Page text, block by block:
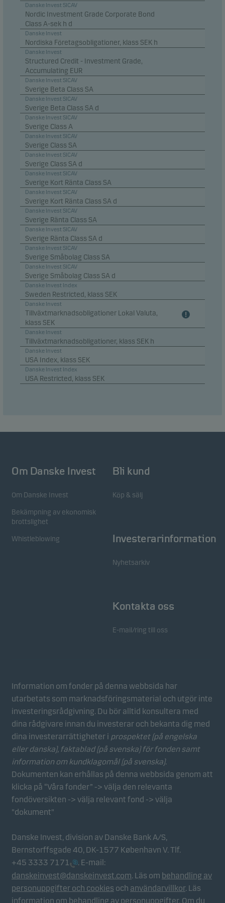
Danske Invest SICAV
Nordic Investment Grade Corporate Bond
Class A-sek h d
Danske Invest
Nordiska Företagsobligationer, klass SEK h
Danske Invest
Structured Credit - Investment Grade,
Accumulating EUR
Danske Invest SICAV
Sverige Beta Class SA
Danske Invest SICAV
Sverige Beta Class SA d
Danske Invest SICAV
Sverige Class A
Danske Invest SICAV
Sverige Class SA
Danske Invest SICAV
Sverige Class SA d
Danske Invest SICAV
Sverige Kort Ränta Class SA
Danske Invest SICAV
Sverige Kort Ränta Class SA d
Danske Invest SICAV
Sverige Ränta Class SA
Danske Invest SICAV
Sverige Ränta Class SA d
Danske Invest SICAV
Sverige Småbolag Class SA
Danske Invest SICAV
Sverige Småbolag Class SA d
Danske Invest Index
Sweden Restricted, klass SEK
Danske Invest
Tillväxtmarknadsobligationer Lokal Valuta,
klass SEK
Danske Invest
Tillväxtmarknadsobligationer, klass SEK h
Danske Invest
USA Index, klass SEK
Danske Invest Index
USA Restricted, klass SEK
Om Danske Invest
Om Danske Invest
Bekämpning av ekonomisk
brottslighet
Whistleblowing
Bli kund
Köp & sälj
Investerarinformation
Nyhetsarkiv
Kontakta oss
E-mail/ring till oss
Information om fonder på denna webbsida har
utarbetats som marknadsföringsmaterial och utgör inte
investeringsrådgivning. Du bör alltid konsultera med
dina rådgivare innan du investerar och bekanta dig med
dina investerarrättigheter i prospektet (på engelska
eller danska), faktablad(på svenska) för fonden samt
information om kundklagomål (på svenska).
Dokumenten kan erhållas på denna webbsida genom att
klicka på “Våra fonder” -> välja den relevanta
fondöversikten -> välja relevant fond -> välja
"dokument"
Danske Invest, division av Danske Bank A/S,
Bernstorffsgade 40, DK-1577 København V. Tlf.
+45 3333 7171
. E-mail:
danskeinvest@danskeinvest.com. Läs om behandling av
personuppgifter och cookies och användarvillkor. Läs
information om behandling av personuppgifter. Om du
Marknadsföringscookies gör det möjligt för oss att
identifiera dig (din enhet) och att profilera ditt
beteende så att vi kan tillhandahålla dig relevant
innehåll.